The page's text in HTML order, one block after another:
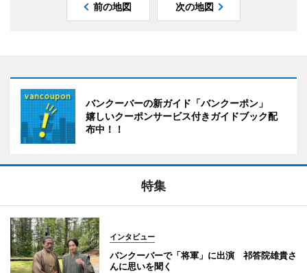
前の地図 次の地図
バンクーバーの新ガイド「バンクーポン」
嬉しいクーポンサービス付きガイドブック配
布中！！
特集
インタビュー
バンクーバーで「将軍」に出演 祁答院雄貴さ
んに思いを聞く